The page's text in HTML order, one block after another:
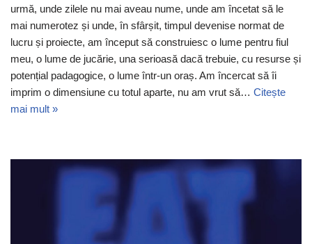
urmă, unde zilele nu mai aveau nume, unde am încetat să le
mai numerotez și unde, în sfârșit, timpul devenise normat de
lucru și proiecte, am început să construiesc o lume pentru fiul
meu, o lume de jucărie, una serioasă dacă trebuie, cu resurse și
potențial padagogice, o lume într-un oraș. Am încercat să îi
imprim o dimensiune cu totul aparte, nu am vrut să… Citește
mai mult »